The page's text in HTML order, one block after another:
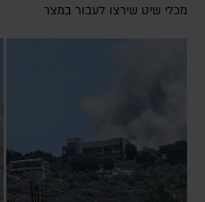
מכלי שיט שירצו לעבור במצר